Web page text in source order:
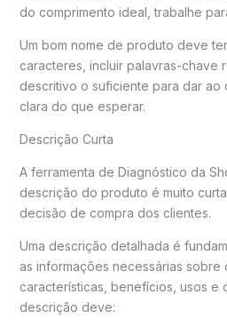
do comprimento ideal, trabalhe
Um bom nome de produto deve
caracteres, incluir palavras-chave
descritivo o suficiente para dar ao
clara do que esperar.
Descrição Curta
A ferramenta de Diagnóstico da
descrição do produto é muito
decisão de compra dos clientes.
Uma descrição detalhada é
as informações necessárias sobre
características, benefícios, usos e
descrição deve: